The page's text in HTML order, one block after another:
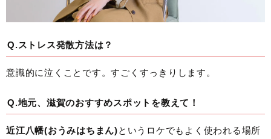
Q.ストレス発散方法は？
意識的に泣くことです。すごくすっきりします。
Q.地元、滋賀のおすすめスポットを教えて！
近江八幡(おうみはちまん)というロケでもよく使われる場所